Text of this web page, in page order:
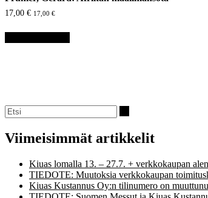
17,00 € 17,00 €
Viimeisimmät artikkelit
Kiuas lomalla 13. – 27.7. + verkkokaupan
TIEDOTE: Muutoksia verkkokaupan
Kiuas Kustannus Oy:n tilinumero on